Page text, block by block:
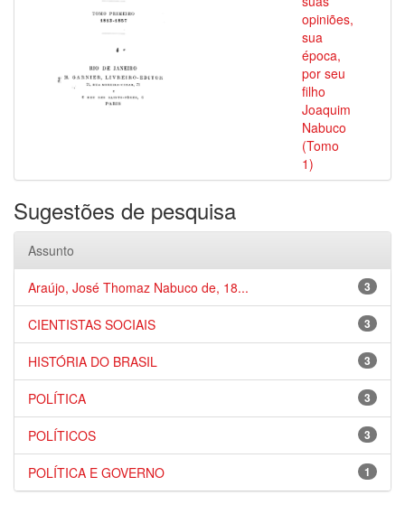
opiniões,
sua
época,
por seu
filho
Joaquim
Nabuco
(Tomo
1)
Sugestões de pesquisa
Assunto
3
Araújo, José Thomaz Nabuco de, 18...
3
CIENTISTAS SOCIAIS
3
HISTÓRIA DO BRASIL
3
POLÍTICA
3
POLÍTICOS
1
POLÍTICA E GOVERNO